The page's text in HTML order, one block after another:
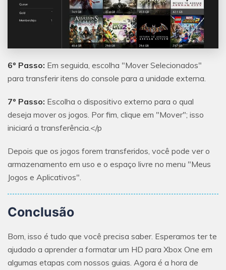
6º Passo: Em seguida, escolha "Mover Selecionados"
para transferir itens do console para a unidade externa.
7º Passo: Escolha o dispositivo externo para o qual
deseja mover os jogos. Por fim, clique em "Mover"; isso
iniciará a transferência.</p
Depois que os jogos forem transferidos, você pode ver o
armazenamento em uso e o espaço livre no menu "Meus
Jogos e Aplicativos".
Conclusão
Bom, isso é tudo que você precisa saber. Esperamos ter te
ajudado a aprender a formatar um HD para Xbox One em
algumas etapas com nossos guias. Agora é a hora de